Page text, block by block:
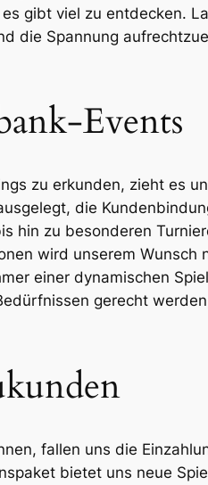
gibt viel zu entdecken.
die Spannung
Events
zu erkunden, zieht es
die
hin zu besonderen
wird unserem
einer dynamischen
gerecht
fallen uns die
bietet uns neue